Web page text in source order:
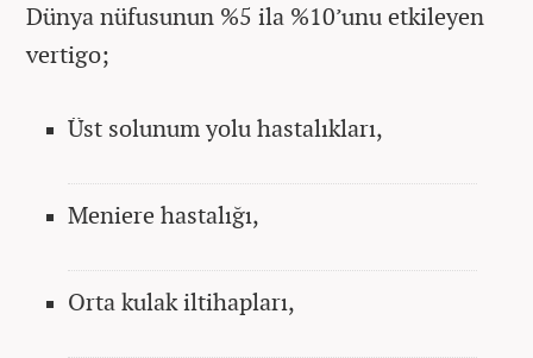
Dünya nüfusunun %5 ila %10’unu etkileyen
vertigo;
Üst solunum yolu hastalıkları,
Meniere hastalığı,
Orta kulak iltihapları,